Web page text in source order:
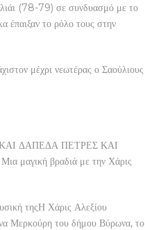
(78-79) σε συνδυασμό με το
έπαιξαν το ρόλο τους στην
μέχρι νεωτέρας ο Σαούλιους
ΔΑΠΕΔΑ ΠΕΤΡΕΣ ΚΑΙ
βραδιά με την Χάρις
τηςΗ Χάρις Αλεξίου
Μερκούρη του δήμου Βύρωνα, το